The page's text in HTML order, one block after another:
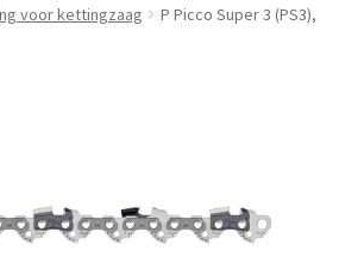
voor kettingzaag
P Picco Super 3 (PS3),